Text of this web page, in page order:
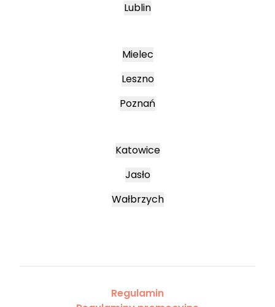
Lublin
Mielec
Leszno
Poznań
Katowice
Jasło
Wałbrzych
Regulamin